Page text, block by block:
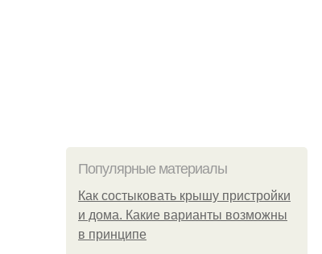
Популярные материалы
Как состыковать крышу пристройки
и дома. Какие варианты возможны
в принципе